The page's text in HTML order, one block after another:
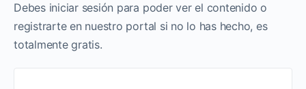
Debes iniciar sesión para poder ver el contenido o
registrarte en nuestro portal si no lo has hecho, es
totalmente gratis.